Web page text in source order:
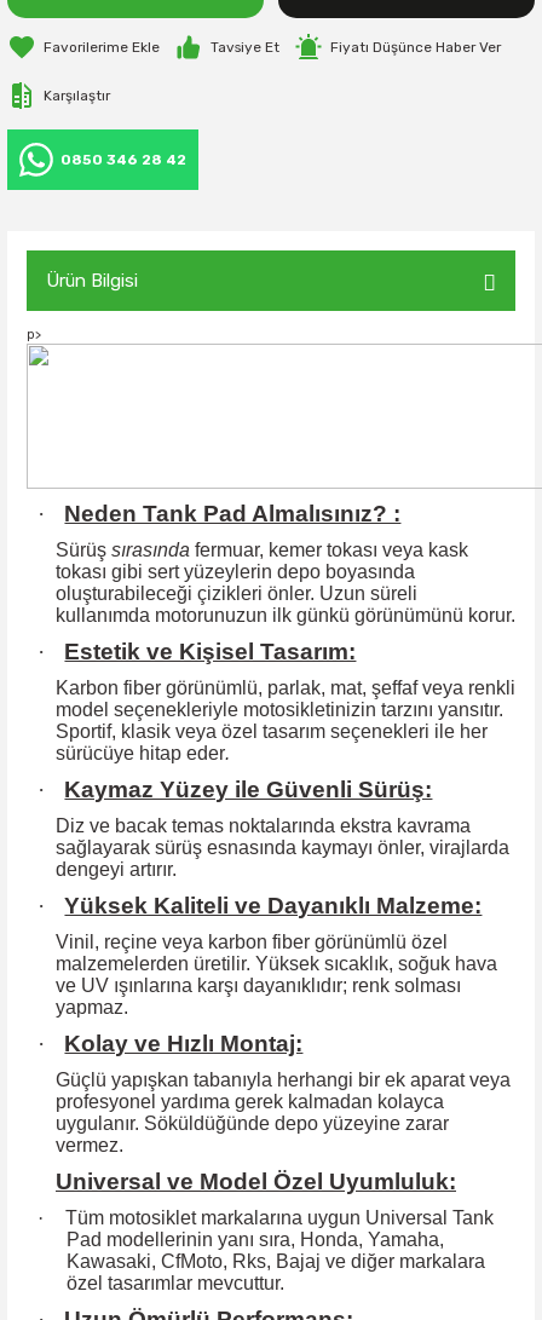
Tavsiye Et Fiyatı Düşünce Haber Ver
Karşılaştır
0850 346 28 42
Ürün Bilgisi
p>
· Neden Tank Pad Almalısınız? :
Sürüş sırasında fermuar, kemer tokası veya kask
tokası gibi sert yüzeylerin depo boyasında
oluşturabileceği çizikleri önler. Uzun süreli
kullanımda motorunuzun ilk günkü görünümünü korur.
· Estetik ve Kişisel Tasarım:
Karbon fiber görünümlü, parlak, mat, şeffaf veya renkli
model seçenekleriyle motosikletinizin tarzını yansıtır.
Sportif, klasik veya özel tasarım seçenekleri ile her
sürücüye hitap eder.
· Kaymaz Yüzey ile Güvenli Sürüş:
Diz ve bacak temas noktalarında ekstra kavrama
sağlayarak sürüş esnasında kaymayı önler, virajlarda
dengeyi artırır.
· Yüksek Kaliteli ve Dayanıklı Malzeme:
Vinil, reçine veya karbon fiber görünümlü özel
malzemelerden üretilir. Yüksek sıcaklık, soğuk hava
ve UV ışınlarına karşı dayanıklıdır; renk solması
yapmaz.
· Kolay ve Hızlı Montaj:
Güçlü yapışkan tabanıyla herhangi bir ek aparat veya
profesyonel yardıma gerek kalmadan kolayca
uygulanır. Söküldüğünde depo yüzeyine zarar
vermez.
Universal ve Model Özel Uyumluluk:
·
Tüm motosiklet markalarına uygun Universal Tank
Pad modellerinin yanı sıra, Honda, Yamaha,
Kawasaki, CfMoto, Rks, Bajaj ve diğer markalara
özel tasarımlar mevcuttur.